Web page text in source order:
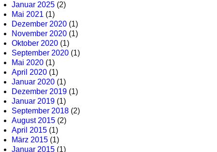
Januar 2025 (2)
Mai 2021 (1)
Dezember 2020 (1)
November 2020 (1)
Oktober 2020 (1)
September 2020 (1)
Mai 2020 (1)
April 2020 (1)
Januar 2020 (1)
Dezember 2019 (1)
Januar 2019 (1)
September 2018 (2)
August 2015 (2)
April 2015 (1)
März 2015 (1)
Januar 2015 (1)